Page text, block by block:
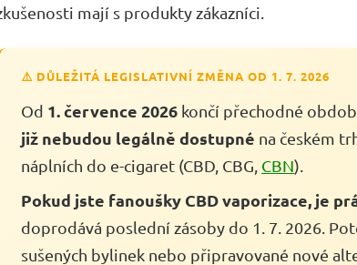
mají s produkty zákazníci.
⚠️ DŮLEŽITÁ LEGISLATIVNÍ ZMĚNA OD 1. 7. 2026
Od 1. července 2026 končí přechodné
již nebudou legálně dostupné na českém
náplních do e-cigaret (CBD, CBG, CBN).
Pokud jste fanoušky CBD vaporizace, je
doprodává poslední zásoby do 1. 7. 2026.
sušených bylinek nebo připravované nové